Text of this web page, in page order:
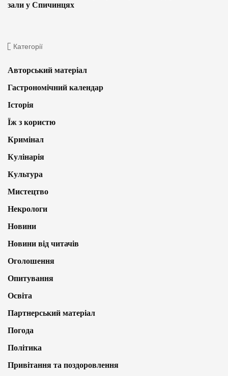
зали у Спичинцях
Категорії
Авторський матеріал
Гастрономічний календар
Історія
Їж з користю
Кримінал
Кулінарія
Культура
Мистецтво
Некрологи
Новини
Новини від читачів
Оголошення
Опитування
Освіта
Партнерський матеріал
Погода
Політика
Привітання та поздоровлення